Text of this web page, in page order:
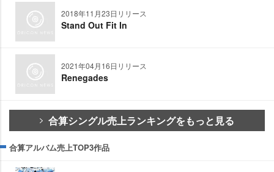
2018年11月23日リリース
Stand Out Fit In
2021年04月16日リリース
Renegades
合算シングル売上ランキングをもっと見る
合算アルバム売上TOP3作品